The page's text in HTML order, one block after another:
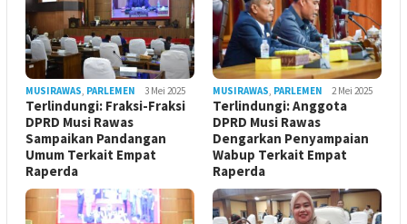
MUSIRAWAS, PARLEMEN 3 Mei 2025
Terlindungi: Fraksi-Fraksi
DPRD Musi Rawas
Sampaikan Pandangan
Umum Terkait Empat
Raperda
MUSIRAWAS, PARLEMEN 2 Mei 2025
Terlindungi: Anggota
DPRD Musi Rawas
Dengarkan Penyampaian
Wabup Terkait Empat
Raperda